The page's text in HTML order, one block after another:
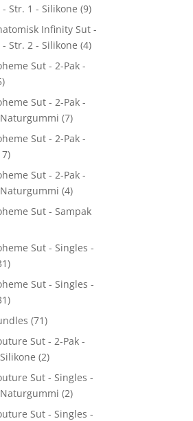
Str. 1 - Silikone (9)
Infinity Sut -
Str. 2 - Silikone (4)
Sut - 2-Pak -
Sut - 2-Pak -
(7)
Sut - 2-Pak -
Sut - 2-Pak -
(4)
Sut - Sampak
Sut - Singles -
Sut - Singles -
(71)
Sut - 2-Pak -
(2)
Sut - Singles -
(2)
Sut - Singles -